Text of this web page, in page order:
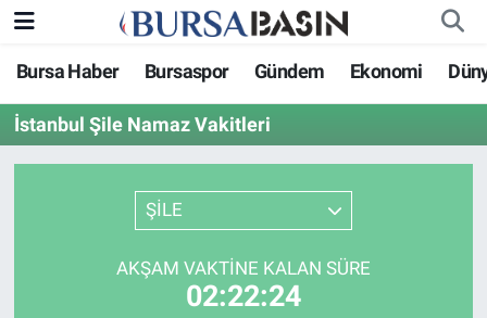
Bursa Haber Bursaspor Gündem Ekonomi
İstanbul Şile Namaz Vakitleri
ŞİLE
AKŞAM VAKTINE KALAN SÜRE
02:22:24
Bursa Haber
Genel
KÜLTÜR-SANAT
Bursa Nöbetçi Eczaneler
Bursa Hava Durumu
Bursa Namaz Vakitleri
Süper Lig Puan Durumu ve Fikstür